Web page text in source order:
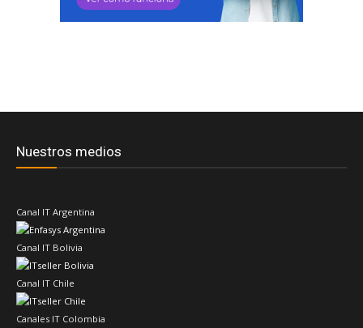
Nuestros medios
Canal IT Argentina
Canal IT Bolivia
Canal IT Chile
Canales IT Colombia